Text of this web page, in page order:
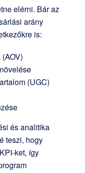
elérni. Bár az
arány
is:
(UGC)
és analitika
teszi, hogy
ket, így